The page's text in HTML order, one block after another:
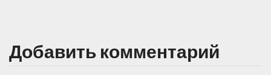
Добавить комментарий